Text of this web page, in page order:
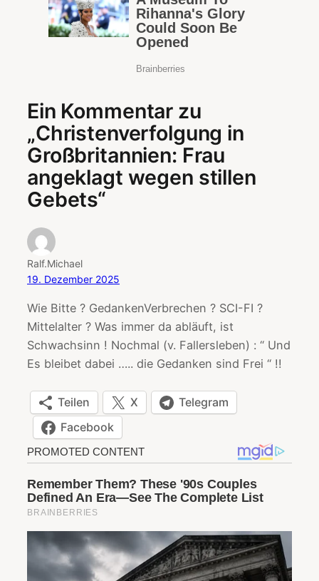
Ein Kommentar zu
„Christenverfolgung in
Großbritannien: Frau
angeklagt wegen stillen
Gebets“
Ralf.Michael
19. Dezember 2025
Wie Bitte ? GedankenVerbrechen ? SCI-FI ?
Mittelalter ? Was immer da abläuft, ist
Schwachsinn ! Nochmal (v. Fallersleben) : “ Und
Es bleibet dabei ….. die Gedanken sind Frei “ !!
Teilen X
Telegram
Facebook